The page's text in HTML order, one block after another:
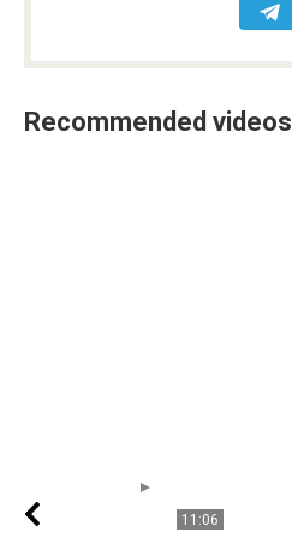
Recommended videos
11:06